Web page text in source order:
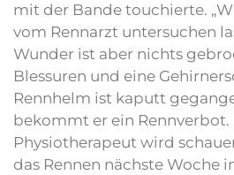
mit der Bande touchierte.
vom Rennarzt untersuchen
Wunder ist aber nichts
Blessuren und eine
Rennhelm ist kaputt
bekommt er ein Rennverbot.
Physiotherapeut wird
das Rennen nächste Woche